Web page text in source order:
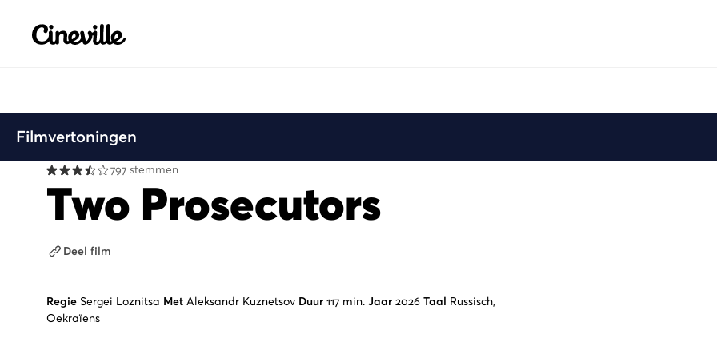
Cineville Logo
Filmvertoningen
797 stemmen
Two Prosecutors
Deel film
Regie Sergei Loznitsa Met Aleksandr Kuznetsov Duur 117 min. Jaar 2026 Taal Russisch,
Oekraïens